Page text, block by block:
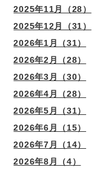
2025年11月（28）
2025年12月（31）
2026年1月（31）
2026年2月（28）
2026年3月（30）
2026年4月（28）
2026年5月（31）
2026年6月（15）
2026年7月（14）
2026年8月（4）